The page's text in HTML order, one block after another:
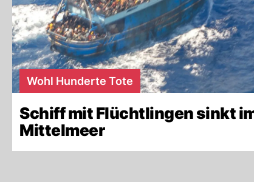
Wohl Hunderte Tote
Schiff mit Flüchtlingen sinkt
Mittelmeer